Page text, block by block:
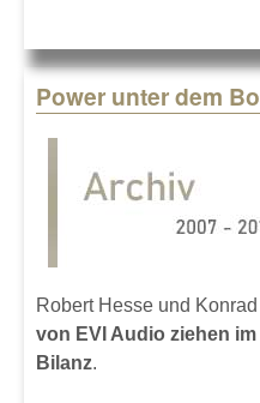
Power unter dem
Robert Hesse und
von EVI Audio ziehen
Bilanz.